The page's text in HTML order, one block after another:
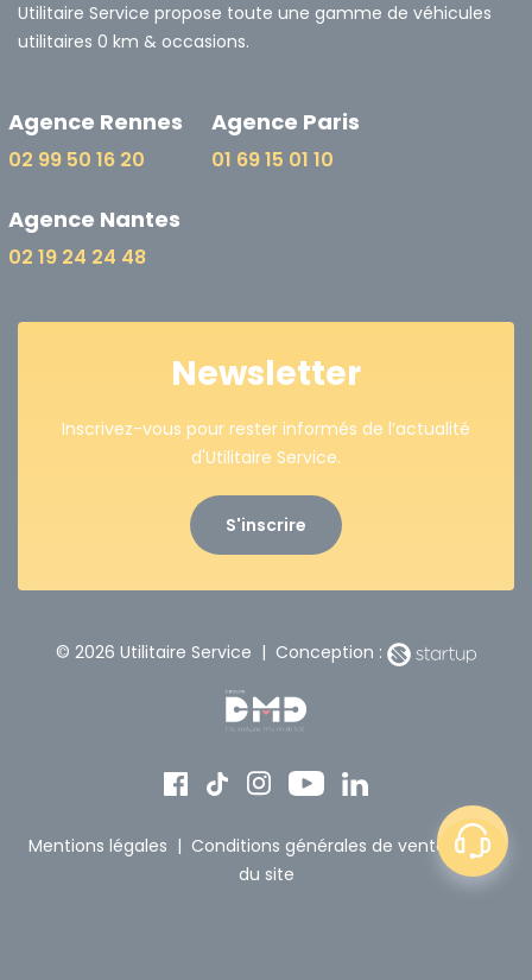
Utilitaire Service propose toute une gamme de véhicules
utilitaires 0 km & occasions.
Agence Rennes
02 99 50 16 20
Agence Paris
01 69 15 01 10
Agence Nantes
02 19 24 24 48
Newsletter
Inscrivez-vous pour rester informés de l’actualité
d'Utilitaire Service.
S'inscrire
© 2026 Utilitaire Service | Conception :
Mentions légales | Conditions générales de vente | Plan
du site